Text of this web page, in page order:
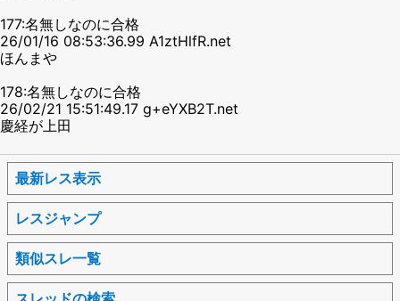
177:名無しなのに合格
26/01/16 08:53:36.99 A1ztHlfR.net
ほんまや
178:名無しなのに合格
26/02/21 15:51:49.17 g+eYXB2T.net
慶経が上田
最新レス表示
レスジャンプ
類似スレ一覧